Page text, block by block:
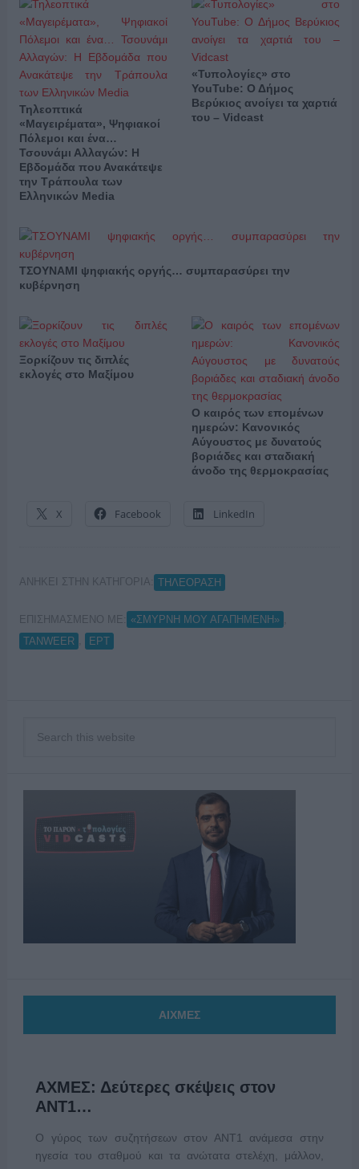
Τηλεοπτικά
«Μαγειρέματα», Ψηφιακοί
Πόλεμοι και ένα…
Τσουνάμι Αλλαγών: Η
Εβδομάδα που Ανακάτεψε
την Τράπουλα των
Ελληνικών Media
«Τυπολογίες» στο
YouTube: Ο Δήμος
Βερύκιος ανοίγει τα χαρτιά
του – Vidcast
ΤΣΟΥΝΑΜΙ ψηφιακής οργής… συμπαρασύρει την
κυβέρνηση
Ξορκίζουν τις διπλές
εκλογές στο Μαξίμου
Ο καιρός των επομένων
ημερών: Κανονικός
Αύγουστος με δυνατούς
βοριάδες και σταδιακή
άνοδο της θερμοκρασίας
X Facebook LinkedIn
ΑΝΗΚΕΙ ΣΤΗΝ ΚΑΤΗΓΟΡΙΑ: ΤΗΛΕΟΡΑΣΗ
ΕΠΙΣΗΜΑΣΜΕΝΟ ΜΕ: «ΣΜΥΡΝΗ ΜΟΥ ΑΓΑΠΗΜΕΝΗ»
TANWEER
ΕΡΤ
ΑΙΧΜΕΣ
ΑΧΜΕΣ: Δεύτερες σκέψεις στον
ΑΝΤ1…
Ο γύρος των συζητήσεων στον ΑΝΤ1 ανάμεσα στην
ηγεσία του σταθμού και τα ανώτατα στελέχη, μάλλον,